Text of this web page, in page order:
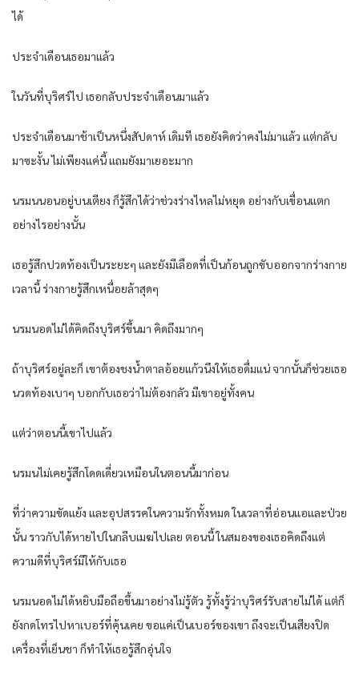
ได้
ประจำเดือนเธอมาแล้ว
ในวันที่บุริศร์ไป เธอกลับประจำเดือนมาแล้ว
ประจำเดือนมาช้าเป็นหนึ่งสัปดาห์ เดิมที เธอยังคิดว่าคงไม่มาแล้ว แต่กลับ
มาซะงั้น ไม่เพียงแค่นี้ แถมยังมาเยอะมาก
นรมนนอนอยู่บนเตียง ก็รู้สึกได้ว่าช่วงร่างไหลไม่หยุด อย่างกับเขื่อนแตก
อย่างไรอย่างนั้น
เธอรู้สึกปวดท้องเป็นระยะๆ และยังมีเลือดที่เป็นก้อนถูกขับออกจากร่างกาย
เวลานี้ ร่างกายรู้สึกเหนื่อยล้าสุดๆ
นรมนอดไม่ได้คิดถึงบุริศร์ขึ้นมา คิดถึงมากๆ
ถ้าบุริศร์อยู่ละก็ เขาต้องชงน้ำตาลอ้อยแก้วนึงให้เธอดื่มแน่ จากนั้นก็ช่วยเธอ
นวดท้องเบาๆ บอกกับเธอว่าไม่ต้องกลัว มีเขาอยู่ทั้งคน
แต่ว่าตอนนี้เขาไปแล้ว
นรมนไม่เคยรู้สึกโดดเดี่ยวเหมือนในตอนนี้มาก่อน
ที่ว่าความขัดแย้ง และอุปสรรคในความรักทั้งหมด ในเวลาที่อ่อนแอและป่วย
นั้น ราวกับได้หายไปในกลีบเมฆไปเลย ตอนนี้ ในสมองของเธอคิดถึงแต่
ความดีที่บุริศร์มีให้กับเธอ
นรมนอดไม่ได้หยิบมือถือขึ้นมาอย่างไม่รู้ตัว รู้ทั้งรู้ว่าบุริศร์รับสายไม่ได้ แต่ก็
ยังกดโทรไปหาเบอร์ที่คุ้นเคย ขอแค่เป็นเบอร์ของเขา ถึงจะเป็นเสียงปิด
เครื่องที่เย็นชา ก็ทำให้เธอรู้สึกอุ่นใจ